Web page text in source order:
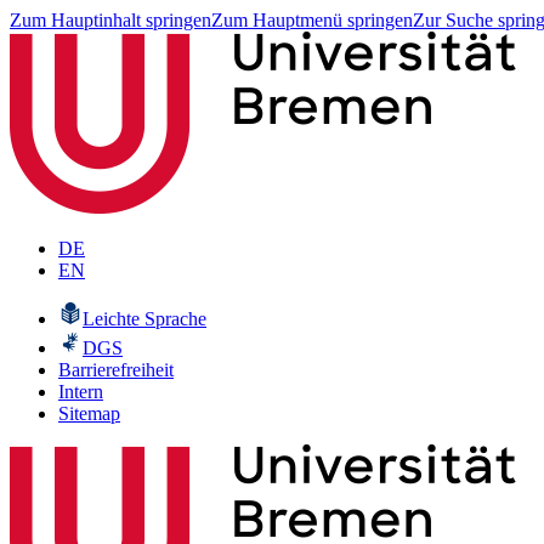
Zum Hauptinhalt springenZum Hauptmenü springenZur Suche
DE
EN
Leichte Sprache
DGS
Barrierefreiheit
Intern
Sitemap